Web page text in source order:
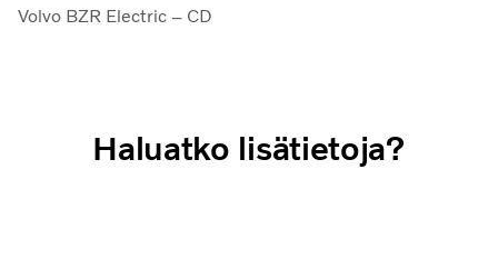
Volvo BZR Electric – CD
Haluatko lisätietoja?